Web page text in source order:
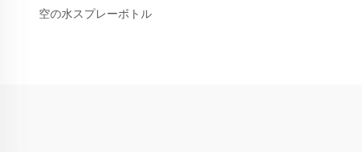
空の水スプレーボトル